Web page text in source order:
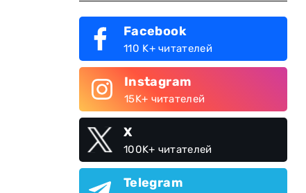
Facebook
110 K+ читателей
Instagram
15K+ читателей
X
100K+ читателей
Telegram